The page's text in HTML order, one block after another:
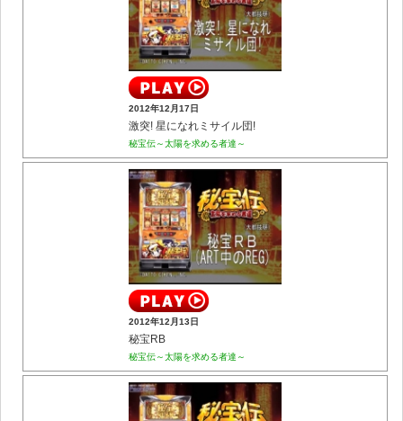
2012年12月17日
激突! 星になれミサイル団!
秘宝伝～太陽を求める者達～
2012年12月13日
秘宝RB
秘宝伝～太陽を求める者達～